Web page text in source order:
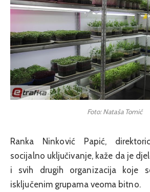
Foto: Nataša Tomić
Ranka Ninković Papić,
socijalno uključivanje, kaže da je
i svih drugih organizacija koje
isključenim grupama veoma bitno.